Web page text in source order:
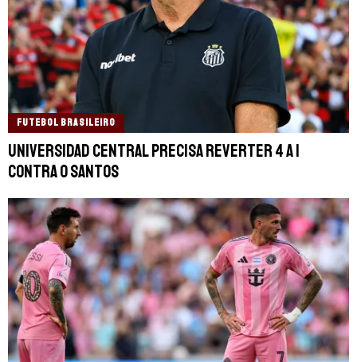
FUTEBOL BRASILEIRO
Universidad Central precisa reverter 4 a 1
contra o Santos